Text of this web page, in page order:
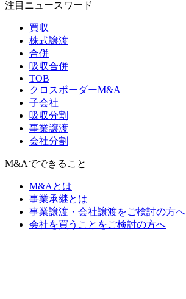
注目ニュースワード
買収
株式譲渡
合併
吸収合併
TOB
クロスボーダーM&A
子会社
吸収分割
事業譲渡
会社分割
M&Aでできること
M&Aとは
事業承継とは
事業譲渡・会社譲渡をご検討の方へ
会社を買うことをご検討の方へ